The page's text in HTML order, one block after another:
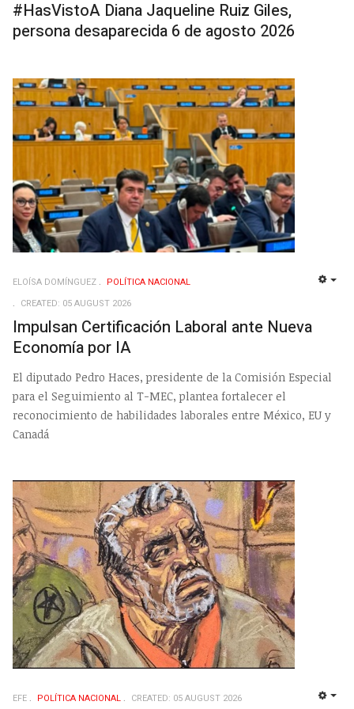
#HasVistoA Diana Jaqueline Ruiz Giles,
persona desaparecida 6 de agosto 2026
ELOÍSA DOMÍNGUEZ
POLÍ­TICA NACIONAL
CREATED: 05 AUGUST 2026
Impulsan Certificación Laboral ante Nueva
Economía por IA
El diputado Pedro Haces, presidente de la Comisión Especial
para el Seguimiento al T-MEC, plantea fortalecer el
reconocimiento de habilidades laborales entre México, EU y
Canadá
EFE POLÍ­TICA NACIONAL CREATED: 05 AUGUST 2026